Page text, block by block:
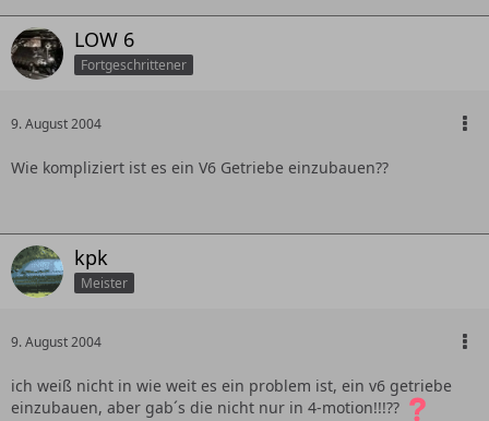
LOW 6
Fortgeschrittener
9. August 2004
Wie kompliziert ist es ein V6 Getriebe einzubauen??
kpk
Meister
9. August 2004
ich weiß nicht in wie weit es ein problem ist, ein v6 getriebe
einzubauen, aber gab´s die nicht nur in 4-motion!!!??